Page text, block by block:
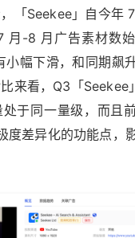
「Seekee」自今年
月-8 月广告素材数
小幅下滑，和同期飙
来看，Q3「Seekee
于同一量级，而且
度差异化的功能点，